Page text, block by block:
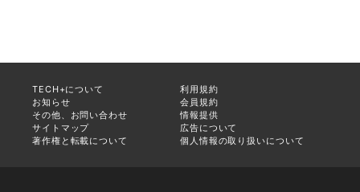
TECH+について
利用規約
お知らせ
会員規約
その他、お問い合わせ
情報提供
サイトマップ
広告について
著作権と転載について
個人情報の取り扱いについて